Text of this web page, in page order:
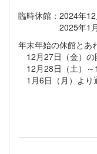
臨時休館：2024年
2025年1月5日
年末年始の休館とあ
12月27日（金）の
12月28日（土）～
1月6日（月）より